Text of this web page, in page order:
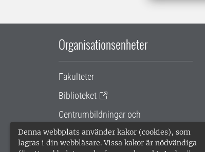
Denna webbplats använder kakor (cookies), som
lagras i din webbläsare. Vissa kakor är nödvändiga
Organisationsenheter
Fakulteter
Biblioteket
Centrumbildningar och
samarbetsprojekt
Gemensamma verksamhetsstödet